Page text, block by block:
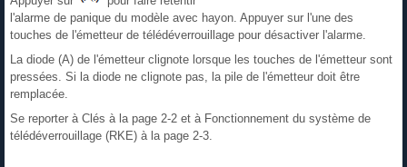
l'alarme de panique du modèle avec hayon. Appuyer sur l'une des
touches de l'émetteur de télédéverrouillage pour désactiver l'alarme.
La diode (A) de l'émetteur clignote lorsque les touches de l'émetteur sont
pressées. Si la diode ne clignote pas, la pile de l'émetteur doit être
remplacée.
Se reporter à Clés à la page 2‑2 et à Fonctionnement du système de
télédéverrouillage (RKE) à la page 2‑3.